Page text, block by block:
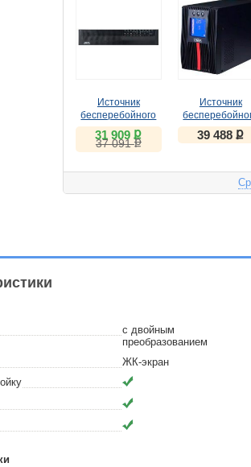
Источник
бесперебойного
питания
Powercom Smart
King Pro+ SPR-
31 909ք
37 091ք
Источник
питания
Powercom
(MAC-1500)
39 488ք
с двойным
преобразованием
ЖК-экран